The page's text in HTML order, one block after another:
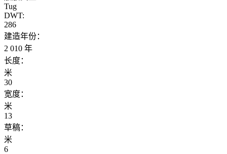
Tug
DWT:
286
建造年份：
2 010 年
长度：
米
30
宽度：
米
13
草稿：
米
6